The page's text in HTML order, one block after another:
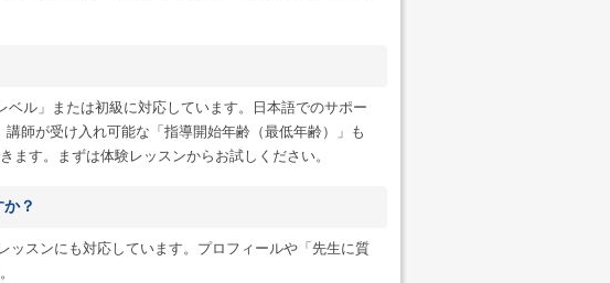
ル」または初級に対応しています。日本語でのサポー
師が受け入れ可能な「指導開始年齢（最低年齢）」も
す。まずは体験レッスンからお試しください。
？
スンにも対応しています。プロフィールや「先生に質